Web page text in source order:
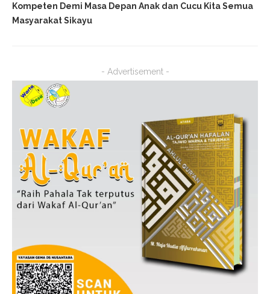
Kompeten Demi Masa Depan Anak dan Cucu Kita Semua
Masyarakat Sikayu
- Advertisement -